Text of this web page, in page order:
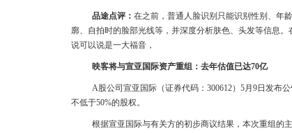
品途点评： 在之前，普通人脸识别只能识别性别、年
廓、自拍时的脸部光线等，并深度分析肤色、头发等信息
说可以说是一大福音，
映客将与宣亚国际资产重组：去年估值已达70亿
A股公司宣亚国际（证券代码：300612）5月9日发布
不低于50%的股权。
根据宣亚国际与有关方的初步商议结果，本次重组的